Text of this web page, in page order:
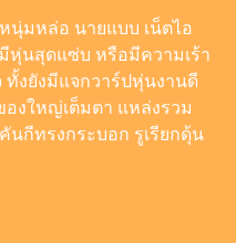
นักธุรกิจครีมไข่มุก เจ้าของ
น
2026 0
หนุ่มหล่อ นายแบบ เน็ตไอ
หุ่นสุดแซ่บ หรือมีความเร้า
งยังมีแจกวาร์ปหุ่นงานดี
งใหญ่เต็มตา แหล่งรวม
นกีทรงกระบอก รูเรียกดุ้น